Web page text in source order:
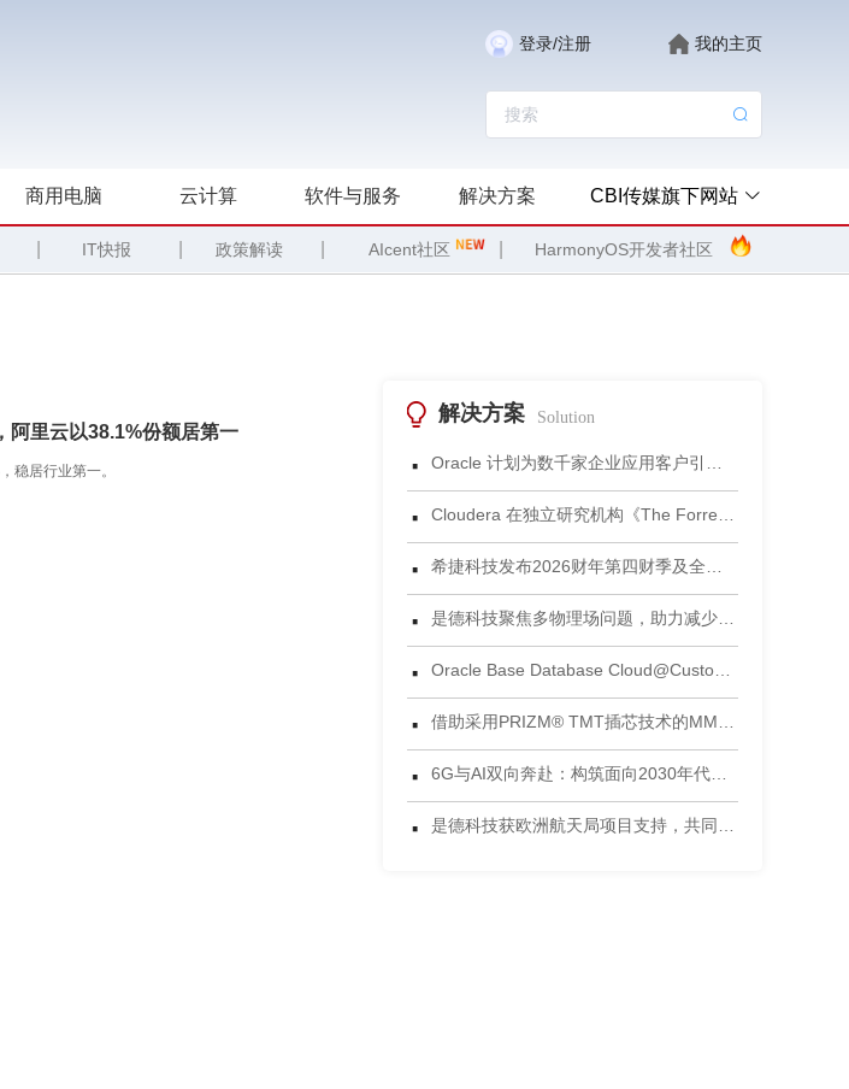
登录/注册 我的主页
商用电脑 云计算 软件与服务 解决方案 CBI传媒旗下网站
IT快报 政策解读 AIcent社区 HarmonyOS开发者社区
阿里云以38.1%份额居第一
稳居行业第一。
解决方案 Solution
·
·
·
·
·
·
·
·